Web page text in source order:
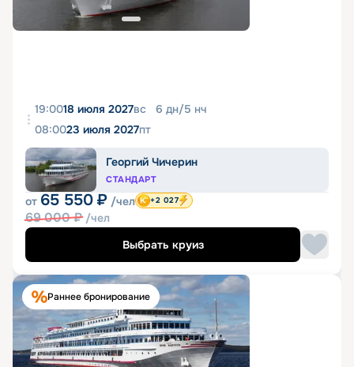
19:0018 июля 2027вс 6 дн/5 нч
08:0023 июля 2027пт
Георгий Чичерин
СТАНДАРТ
от 65 550 ₽ /чел
69 000₽ /чел
+2 027
Выбрать круиз
Раннее бронирование